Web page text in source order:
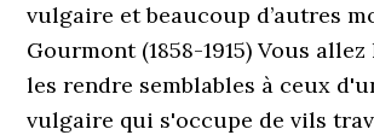
vulgaire et beaucoup d’autres
Gourmont (1858-1915) Vous
les rendre semblables à ceux
vulgaire qui s'occupe de vils